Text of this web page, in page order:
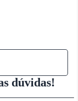
dúvidas!